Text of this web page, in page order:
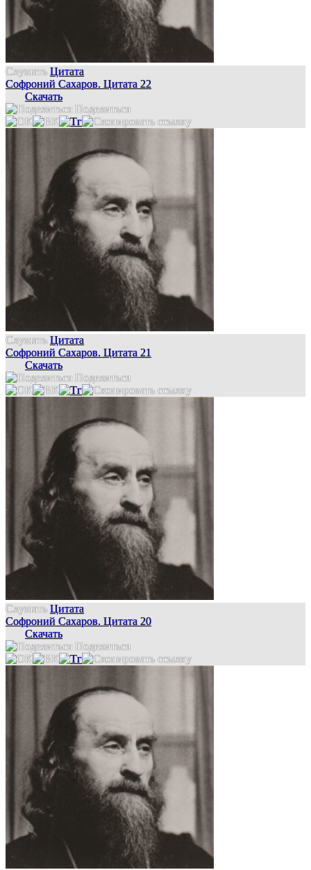
Слушать Цитата
Софроний Сахаров. Цитата 22
Скачать
Поделиться
Слушать Цитата
Софроний Сахаров. Цитата 21
Скачать
Поделиться
Слушать Цитата
Софроний Сахаров. Цитата 20
Скачать
Поделиться